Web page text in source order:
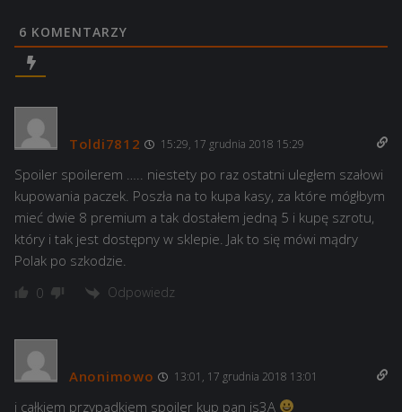
6 KOMENTARZY
Toldi7812 15:29, 17 grudnia 2018 15:29
Spoiler spoilerem ….. niestety po raz ostatni uległem szałowi
kupowania paczek. Poszła na to kupa kasy, za które mógłbym
mieć dwie 8 premium a tak dostałem jedną 5 i kupę szrotu,
który i tak jest dostępny w sklepie. Jak to się mówi mądry
Polak po szkodzie.
0 Odpowiedz
Anonimowo 13:01, 17 grudnia 2018 13:01
i całkiem przypadkiem spoiler kup pan is3A